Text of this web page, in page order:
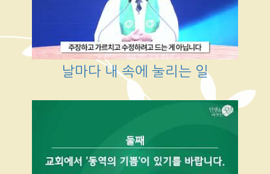
날마다 내 속에 눌리는 일